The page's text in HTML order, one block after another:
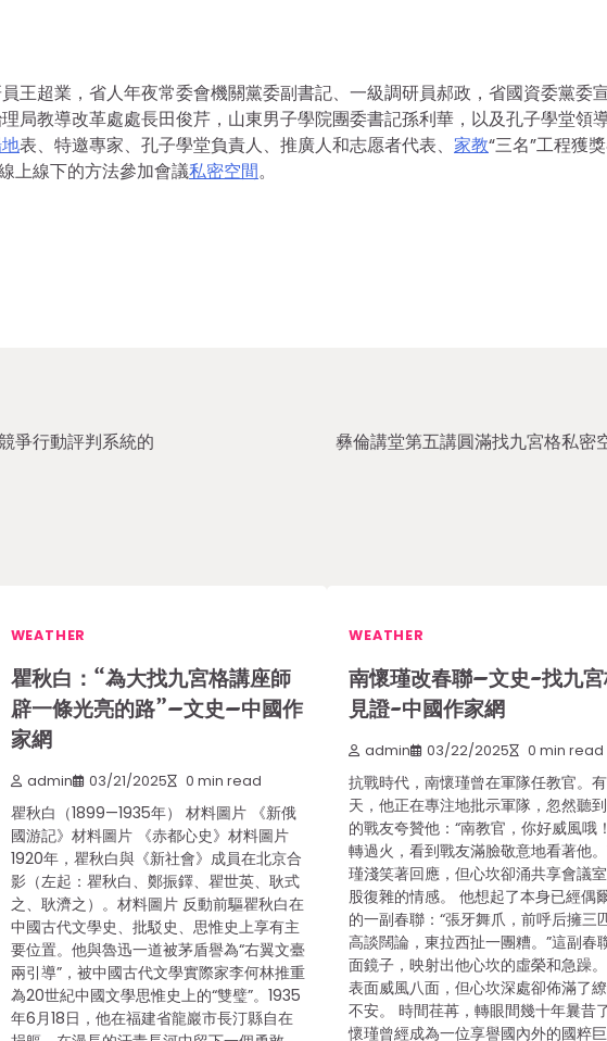
王超業，省人年夜常委會機關黨委副書記、一級調研員郝政，省國資委黨委
局教導改革處處長田俊芹，山東男子學院團委書記孫利華，以及孔子學堂領
表、特邀專家、孔子學堂負責人、推廣人和志愿者代表、 家教“三名”工程獲
上線下的方法參加會議私密空間。
爭行動評判系統的
彝倫講堂第五講圓滿找九宮格私密
WEATHER
瞿秋白：“為大找九宮格講座師
辟一條光亮的路”–文史–中國作
家網
admin 03/21/2025 0 min read
瞿秋白（1899—1935年） 材料圖片 《新俄
國游記》材料圖片 《赤都心史》材料圖片
1920年，瞿秋白與《新社會》成員在北京合
影（左起：瞿秋白、鄭振鐸、瞿世英、耿式
之、耿濟之）。材料圖片 反動前驅瞿秋白在
中國古代文學史、批駁史、思惟史上享有主
要位置。他與魯迅一道被茅盾譽為“右翼文臺
兩引導”，被中國古代文學實際家李何林推重
為20世紀中國文學思惟史上的“雙璧”。1935
年6月18日，他在福建省龍巖市長汀縣自在
WEATHER
南懷瑾改春聯–文史-找九
見證-中國作家網
admin 03/22/2025 0 min read
抗戰時代，南懷瑾曾在軍隊任教官。
天，他正在專注地批示軍隊，忽然聽
的戰友夸贊他：“南教官，你好威風哦
轉過火，看到戰友滿臉敬意地看著他
瑾淺笑著回應，但心坎卻涌共享會議
股復雜的情感。 他想起了本身已經偶
的一副春聯：“張牙舞爪，前呼后擁三
高談闊論，東拉西扯一團糟。”這副春
面鏡子，映射出他心坎的虛榮和急躁
表面威風八面，但心坎深處卻佈滿了
不安。 時間荏苒，轉眼間幾十年曩昔
懷瑾曾經成為一位享譽國內外的國粹巨